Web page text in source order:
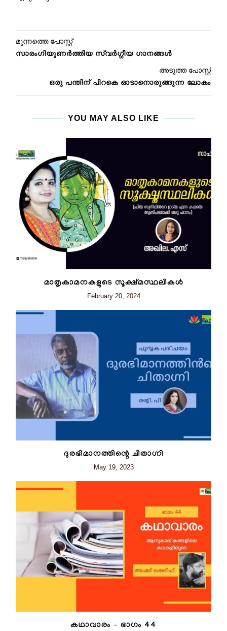
മുന്നത്തെ പോസ്റ്റ്
സാരംഗിയുണർത്തിയ സ്വർഗ്ഗീയ ഗാനങ്ങൾ
അടുത്ത പോസ്റ്റ്
ഒരു പന്തിന് പിറകെ ഓടാനൊരുങ്ങുന്ന ലോകം
YOU MAY ALSO LIKE
മാതൃകാമനകളുടെ സൂക്ഷ്മസ്ഥലികള്‍
February 20, 2024
ദുരഭിമാനത്തിന്റെ ചിതാഗ്നി
May 19, 2023
കഥാവാരം – ഭാഗം 44